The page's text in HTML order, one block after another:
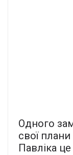
Одного
свої
Павліка